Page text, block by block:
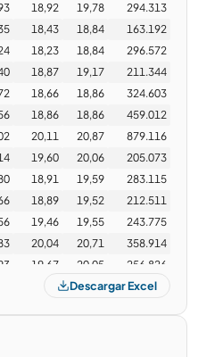
baja que tuvo
algunas fichas,
07/06/2026 · 14:03
medio de una corrección
va a 7000, pero para
6.500 ops:
menos de un
son las que mas
subieron
ascensor al mismo
abajo tambien
18,92 19,78
294.313
18,43 18,84
163.192
18,23 18,84
296.572
18,87 19,17
211.344
18,66 18,86
324.603
18,86 18,86
459.012
20,11 20,87
879.116
19,60 20,06
205.073
18,91 19,59
283.115
18,89 19,52
212.511
19,46 19,55
243.775
20,04 20,71
358.914
19,67 20,05
256.826
19,88 19,98
290.617
Descargar Excel